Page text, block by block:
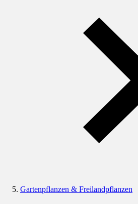
Gartenpflanzen & Freilandpflanzen